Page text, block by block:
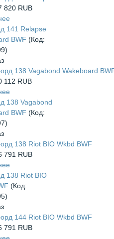
820 RUB
141 Relapse
BWF (Код:
)
112 RUB
138 Vagabond
BWF (Код:
)
791 RUB
138 Riot BIO
(Код:
)
791 RUB